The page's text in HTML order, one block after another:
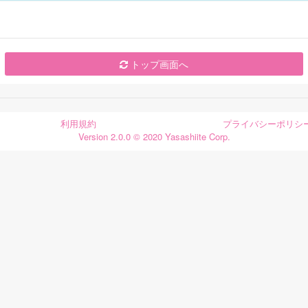
トップ画面へ
利用規約 プライバシーポリシ
Version 2.0.0 © 2020 Yasashiite Corp.